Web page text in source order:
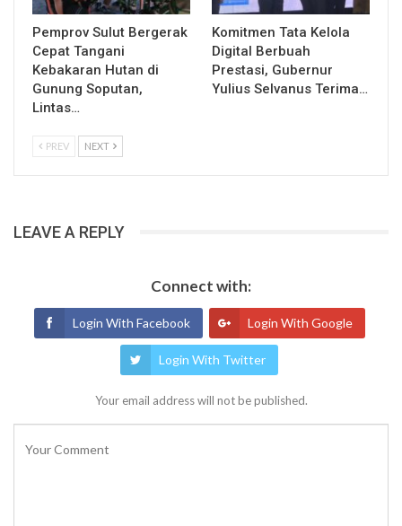
Pemprov Sulut Bergerak
Cepat Tangani
Kebakaran Hutan di
Gunung Soputan,
Lintas…
Komitmen Tata Kelola
Digital Berbuah
Prestasi, Gubernur
Yulius Selvanus Terima…
PREV NEXT
LEAVE A REPLY
Connect with:
Login With Facebook Login With Google
Login With Twitter
Your email address will not be published.